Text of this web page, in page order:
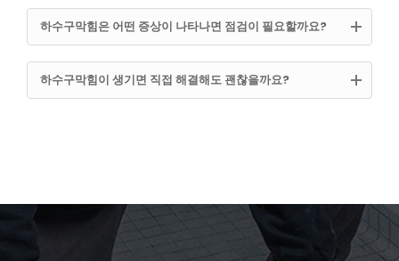
하수구막힘은 어떤 증상이 나타나면 점검이 필요할까요?
하수구막힘이 생기면 직접 해결해도 괜찮을까요?